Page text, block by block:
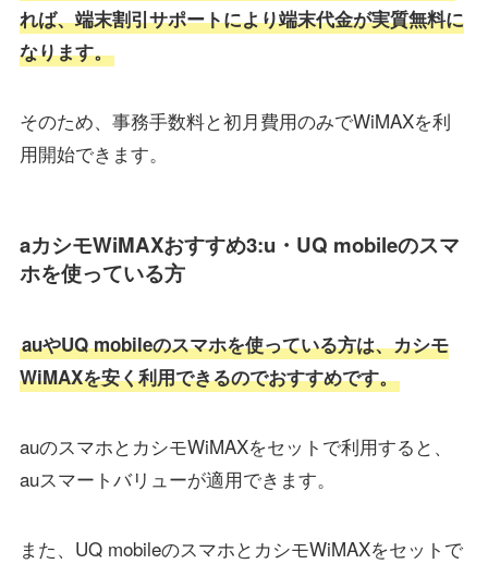
れば、端末割引サポートにより端末代金が実質無料に
なります。
そのため、事務手数料と初月費用のみでWiMAXを利
用開始できます。
aカシモWiMAXおすすめ3:u・UQ mobileのスマ
ホを使っている方
auやUQ mobileのスマホを使っている方は、カシモ
WiMAXを安く利用できるのでおすすめです。
auのスマホとカシモWiMAXをセットで利用すると、
auスマートバリューが適用できます。
また、UQ mobileのスマホとカシモWiMAXをセットで